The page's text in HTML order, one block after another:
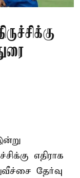
எதிராக
தேர்வு